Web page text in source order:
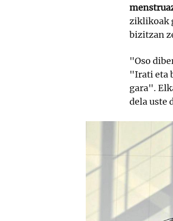
ziklikoak
bizitzan
"Oso
"Irati eta
gara".
dela uste